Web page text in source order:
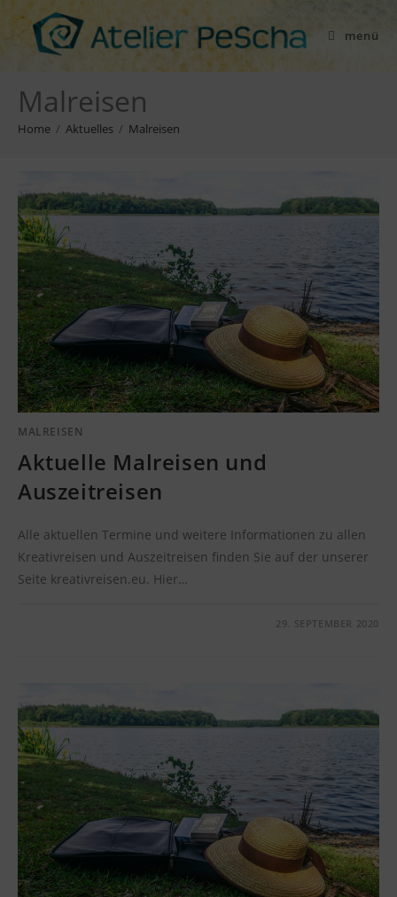
menü
Malreisen
Home / Aktuelles / Malreisen
MALREISEN
Aktuelle Malreisen und
Auszeitreisen
Alle aktuellen Termine und weitere Informationen zu allen
Kreativreisen und Auszeitreisen finden Sie auf der unserer
Seite kreativreisen.eu. Hier…
29. SEPTEMBER 2020